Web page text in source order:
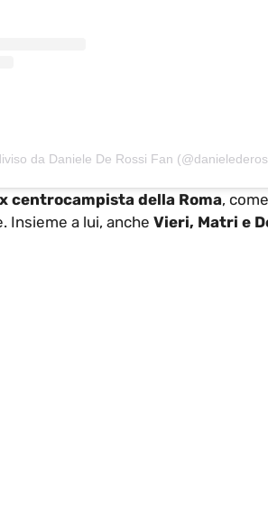
da Daniele De Rossi Fan
centrocampista della Roma,
Insieme a lui, anche Vieri, Matri e